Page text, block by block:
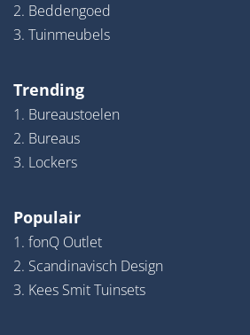
2. Beddengoed
3. Tuinmeubels
Trending
1. Bureaustoelen
2. Bureaus
3. Lockers
Populair
1. fonQ Outlet
2. Scandinavisch Design
3. Kees Smit Tuinsets